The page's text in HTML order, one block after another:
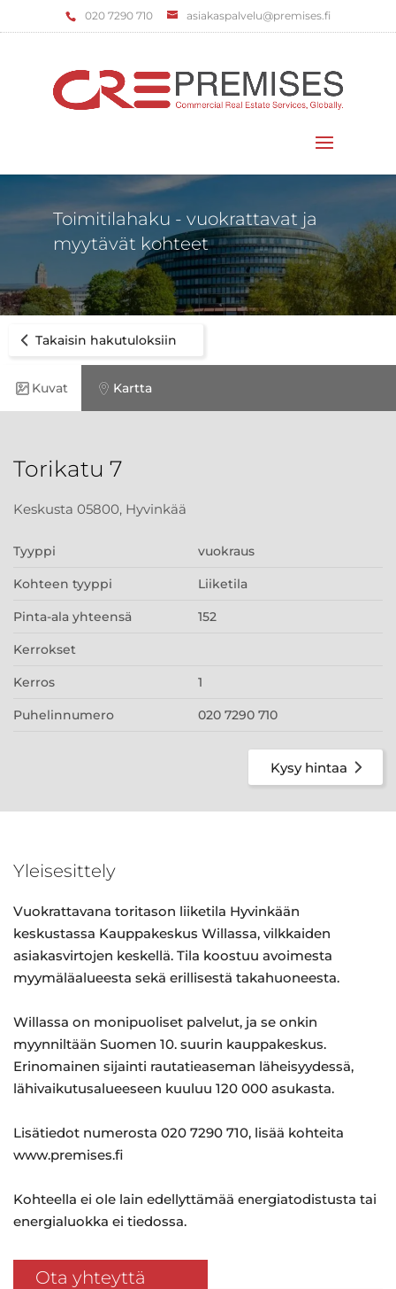
‌020 7290 710 asiakaspalvelu@premises.fi
Toimitilahaku - vuokrattavat ja
myytävät kohteet
Takaisin hakutuloksiin
Kuvat Kartta
Torikatu 7
Keskusta 05800, Hyvinkää
Tyyppi vuokraus
Kohteen tyyppi Liiketila
Pinta-ala yhteensä 152
Kerrokset
Kerros 1
Puhelinnumero 020 7290 710
Kysy hintaa
Yleisesittely
Vuokrattavana toritason liiketila Hyvinkään
keskustassa Kauppakeskus Willassa, vilkkaiden
asiakasvirtojen keskellä. Tila koostuu avoimesta
myymäläalueesta sekä erillisestä takahuoneesta.
Willassa on monipuoliset palvelut, ja se onkin
myynniltään Suomen 10. suurin kauppakeskus.
Erinomainen sijainti rautatieaseman läheisyydessä,
lähivaikutusalueeseen kuuluu 120 000 asukasta.
Lisätiedot numerosta 020 7290 710, lisää kohteita
www.premises.fi
Kohteella ei ole lain edellyttämää energiatodistusta tai
energialuokka ei tiedossa.
Ota yhteyttä